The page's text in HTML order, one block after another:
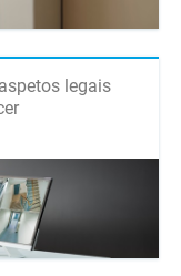
legais